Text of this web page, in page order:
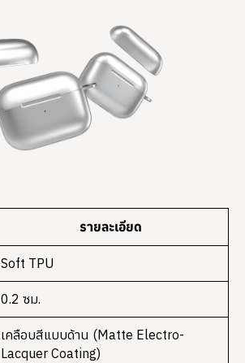
รายละเอียด
Soft TPU
0.2 ซม.
เคลือบสีแบบด้าน (Matte Electro-
Lacquer Coating)